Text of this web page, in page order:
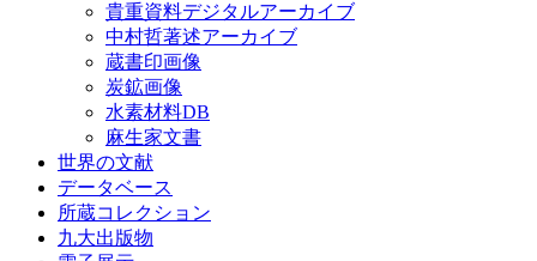
貴重資料デジタルアーカイブ
中村哲著述アーカイブ
蔵書印画像
炭鉱画像
水素材料DB
麻生家文書
世界の文献
データベース
所蔵コレクション
九大出版物